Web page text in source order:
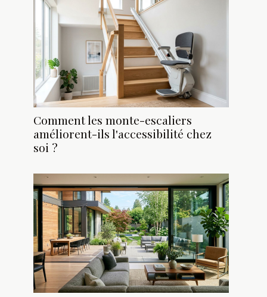
Comment les monte-escaliers
améliorent-ils l'accessibilité chez
soi ?